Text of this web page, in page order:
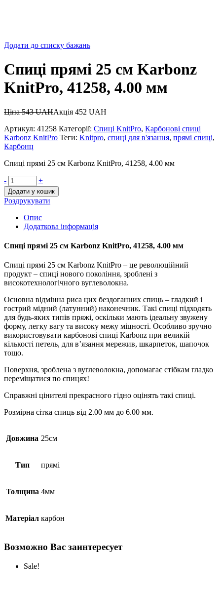
Додати до списку бажань
Спиці прямі 25 см Karbonz
KnitPro, 41258, 4.00 мм
Ціна543UAHАкція 452 UAH
Артикул: 41258 Категорії: Спиці KnitPro, Карбонові спиці
Karbonz KnitPro Теги: Knitpro, спиці для в'язання, прямі спиці,
Карбонц
Спиці прямі 25 см Karbonz KnitPro, 41258, 4.00 мм
- +
Додати у кошик
Роздрукувати
Опис
Додаткова інформація
Спиці прямі 25 см Karbonz KnitPro, 41258, 4.00 мм
Спиці прямі 25 см Karbonz KnitPro – це революційний
продукт – спиці нового покоління, зроблені з
високотехнологічного вуглеволокна.
Основна відмінна риса цих бездоганних спиць – гладкий і
гострий мідний (латунний) наконечник. Такі спиці підходять
для будь-яких типів пряжі, оскільки мають ідеальну звужену
форму, легку вагу та високу межу міцності. Особливо зручно
використовувати карбонові спиці Karbonz при великій
кількості петель, для в’язання мережив, шкарпеток, шапочок
тощо.
Поверхня, зроблена з вуглеволокна, допомагає стібкам гладко
переміщатися по спицях!
Справжні цінителі прекрасного гідно оцінять такі спиці.
Розмірна сітка спиць від 2.00 мм до 6.00 мм.
Довжина 25см
Тип прямі
Толщина 4мм
Матеріал карбон
Возможно Вас заинтересует
Sale!